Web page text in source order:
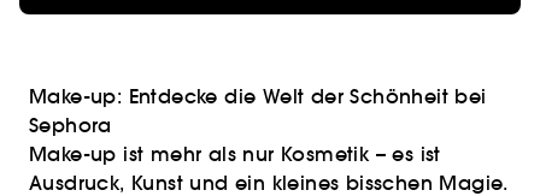
Make-up: Entdecke die Welt der Schönheit bei
Sephora
Make-up ist mehr als nur Kosmetik – es ist
Ausdruck, Kunst und ein kleines bisschen Magie.